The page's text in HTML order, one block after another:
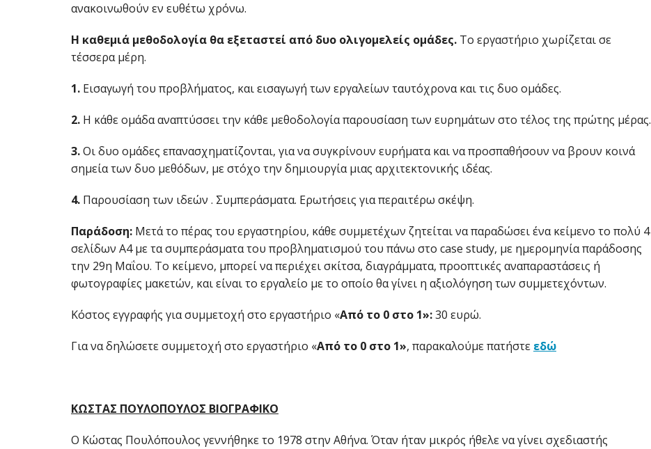
ανακοινωθούν εν ευθέτω χρόνω.
Η καθεμιά μεθοδολογία θα εξεταστεί από δυο ολιγομελείς ομάδες. Το εργαστήριο χωρίζεται σε
τέσσερα μέρη.
1. Εισαγωγή του προβλήματος, και εισαγωγή των εργαλείων ταυτόχρονα και τις δυο ομάδες.
2. Η κάθε ομάδα αναπτύσσει την κάθε μεθοδολογία παρουσίαση των ευρημάτων στο τέλος της πρώτης μέρας.
3.Οι δυο ομάδες επανασχηματίζονται, για να συγκρίνουν ευρήματα και να προσπαθήσουν να βρουν κοινά
σημεία των δυο μεθόδων, με στόχο την δημιουργία μιας αρχιτεκτονικής ιδέας.
4. Παρουσίαση των ιδεών . Συμπεράσματα. Ερωτήσεις για περαιτέρω σκέψη.
Παράδοση: Μετά το πέρας του εργαστηρίου, κάθε συμμετέχων ζητείται να παραδώσει ένα κείμενο το πολύ 4
σελίδων Α4 με τα συμπεράσματα του προβληματισμού του πάνω στο case study, με ημερομηνία παράδοσης
την 29η Μαΐου. Το κείμενο, μπορεί να περιέχει σκίτσα, διαγράμματα, προοπτικές αναπαραστάσεις ή
φωτογραφίες μακετών, και είναι το εργαλείο με το οποίο θα γίνει η αξιολόγηση των συμμετεχόντων.
Κόστος εγγραφής για συμμετοχή στο εργαστήριο «Από το 0 στο 1»:30 ευρώ.
Για να δηλώσετε συμμετοχή στο εργαστήριο «Από το 0 στο 1», παρακαλούμε πατήστε εδώ
ΚΩΣΤΑΣ ΠΟΥΛΟΠΟΥΛΟΣ ΒΙΟΓΡΑΦΙΚΟ
Ο Κώστας Πουλόπουλος γεννήθηκε το 1978 στην Αθήνα. Όταν ήταν μικρός ήθελε να γίνει σχεδιαστής